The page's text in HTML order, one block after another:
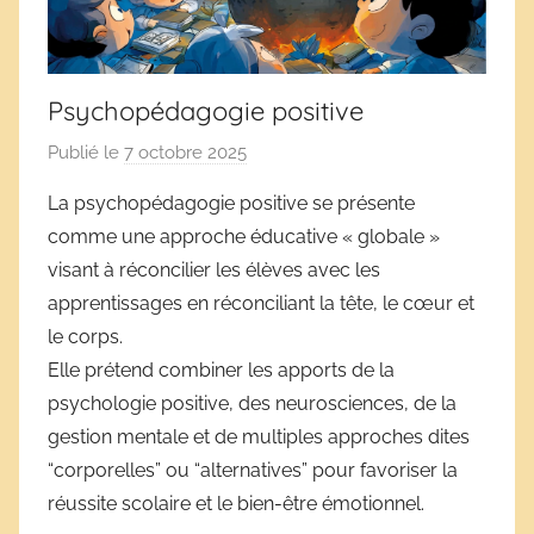
Psychopédagogie positive
Publié le 7 octobre 2025
r
D
é
r
v
e
s
s
c
La psychopédagogie positive se présente
comme une approche éducative « globale »
visant à réconcilier les élèves avec les
apprentissages en réconciliant la tête, le cœur et
le corps.
Elle prétend combiner les apports de la
psychologie positive, des neurosciences, de la
gestion mentale et de multiples approches dites
“corporelles” ou “alternatives” pour favoriser la
réussite scolaire et le bien-être émotionnel.